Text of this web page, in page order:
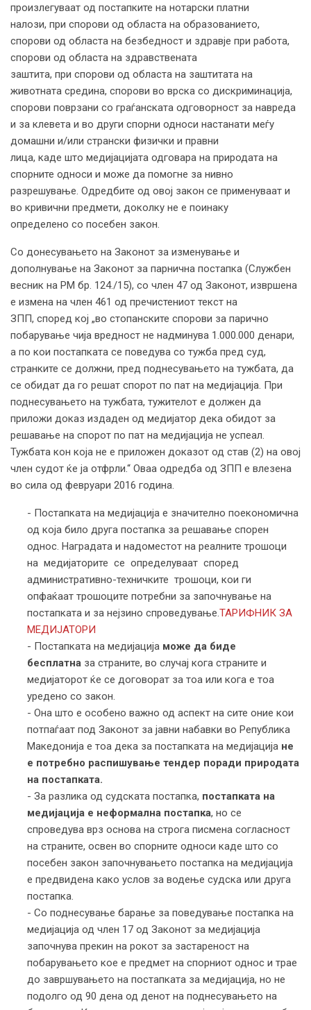
произлегуваат од постапките на нотарски платни
налози, при спорови од областа на образованието,
спорови од областа на безбедност и здравје при работа,
спорови од областа на здравствената
заштита, при спорови од областа на заштитата на
животната средина, спорови во врска со дискриминација,
спорови поврзани со граѓанската одговорност за навреда
и за клевета и во други спорни односи настанати меѓу
домашни и/или странски физички и правни
лица, каде што медијацијата одговара на природата на
спорните односи и може да помогне за нивно
разрешување. Одредбите од овој закон се применуваат и
во кривични предмети, доколку не е поинаку
определено со посебен закон.
Со донесувањето на Законот за изменување и
дополнување на Законот за парнична постапка (Службен
весник на РМ бр. 124./15), со член 47 од Законот, извршена
е измена на член 461 од пречистениот текст на
ЗПП, според кој „во стопанските спорови за парично
побарување чија вредност не надминува 1.000.000 денари,
а по кои постапката се поведува со тужба пред суд,
странките се должни, пред поднесувањето на тужбата, да
се обидат да го решат спорот по пат на медијација. При
поднесувањето на тужбата, тужителот е должен да
приложи доказ издаден од медијатор дека обидот за
решавање на спорот по пат на медијација не успеал.
Тужбата кон која не е приложен доказот од став (2) на овој
член судот ќе ја отфрли.“ Оваа одредба од ЗПП е влезена
во сила од февруари 2016 година.
- Постапката на медијација е значително поекономична
од која било друга постапка за решавање спорен
однос. Наградата и надоместот на реалните трошоци
на медијаторите се определуваат според
административно-техничките трошоци, кои ги
опфаќаат трошоците потребни за започнување на
постапката и за нејзино спроведување.ТАРИФНИК ЗА
МЕДИЈАТОРИ
- Постапката на медијација може да биде
бесплатна за страните, во случај кога страните и
медијаторот ќе се договорат за тоа или кога е тоа
уредено со закон.
- Она што е особено важно од аспект на сите оние кои
потпаѓаат под Законот за јавни набавки во Република
Македонија е тоа дека за постапката на медијација не
е потребно распишување тендер поради природата
на постапката.
- За разлика од судската постапка, постапката на
медијација е неформална постапка, но се
спроведува врз основа на строга писмена согласност
на страните, освен во спорните односи каде што со
посебен закон започнувањето постапка на медијација
е предвидена како услов за водење судска или друга
постапка.
- Со поднесување барање за поведување постапка на
медијација од член 17 од Законот за медијација
започнува прекин на рокот за застареност на
побарувањето кое е предмет на спорниот однос и трае
до завршувањето на постапката за медијација, но не
подолго од 90 дена од денот на поднесувањето на